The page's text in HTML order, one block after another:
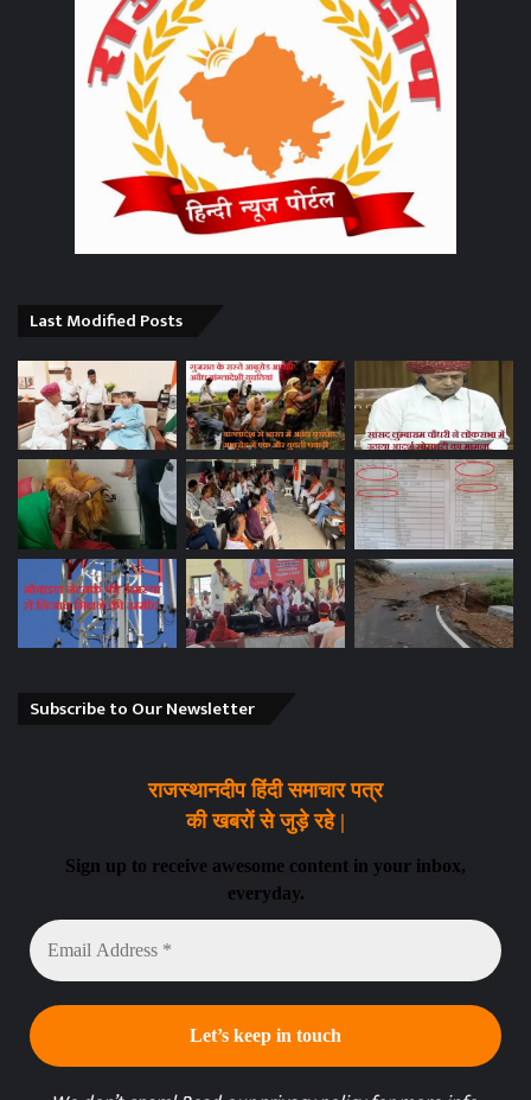
Last Modified Posts
Subscribe to Our Newsletter
राजस्थानदीप हिंदी समाचार पत्र
की खबरों से जुड़े रहे |
Sign up to receive awesome content in your inbox,
everyday.
Email
Address
*